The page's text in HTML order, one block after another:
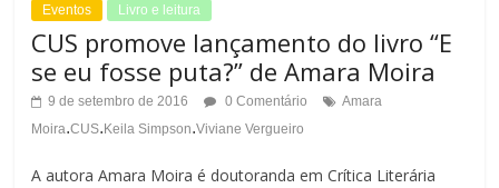
Eventos Livro e leitura
CUS promove lançamento do livro “E
se eu fosse puta?” de Amara Moira
9 de setembro de 2016 0 Comentário
Amara
Moira.CUS. Keila Simpson.Viviane Vergueiro
A autora Amara Moira é doutoranda em Crítica Literária